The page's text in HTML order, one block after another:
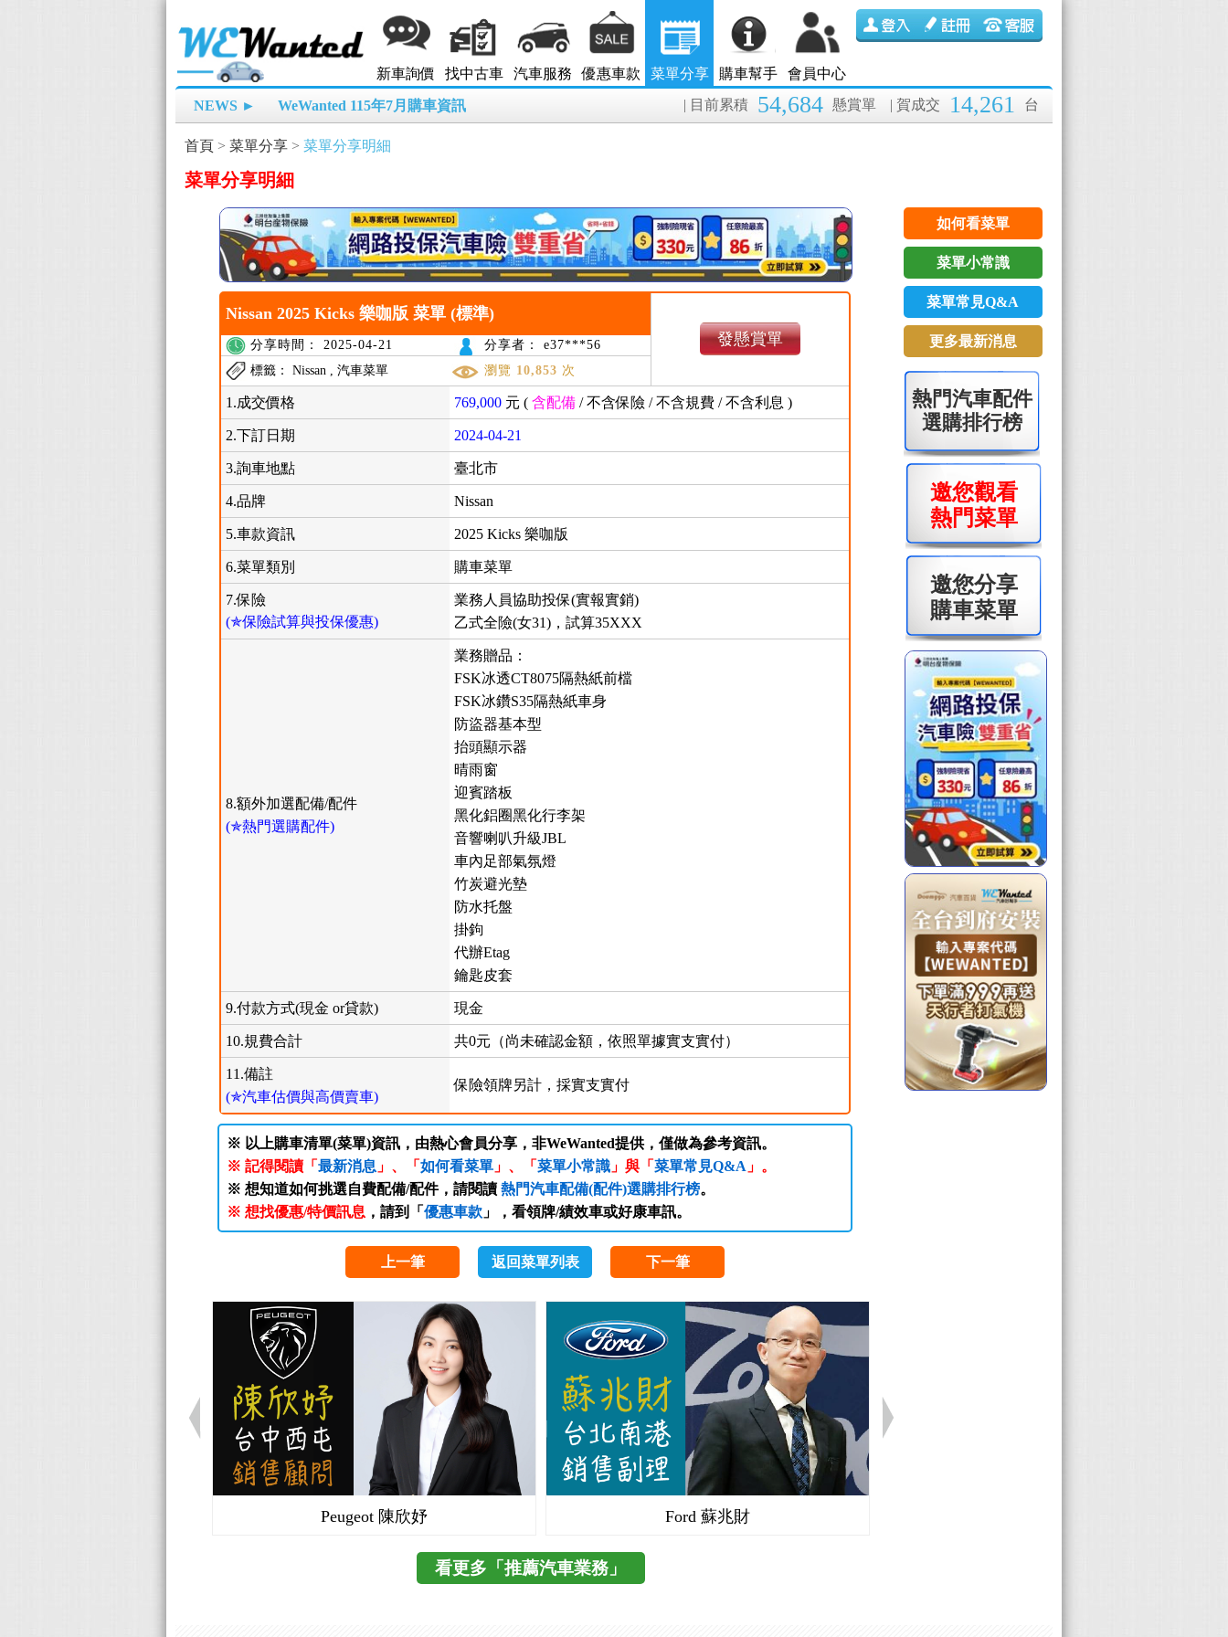
新車詢價 找中古車 汽車服務 優惠車款 菜單分享 購車幫手 會員中心
NEWS ► WeWanted 115年7月購車資訊 | 賀成交 14,261 台
| 目前累積 54,684 懸賞單
首頁 > 菜單分享 > 菜單分享明細
菜單分享明細
Nissan 2025 Kicks 樂咖版 菜單 (標準)
發懸賞單
分享時間： 2025-04-21
分享者： e37***56
標籤： Nissan , 汽車菜單
瀏覽 10,853 次
1.成交價格 769,000 元 (含配備 /不含保險 /不含規費 /不含利息 )
2.下訂日期 2024-04-21
3.詢車地點 臺北市
4.品牌 Nissan
5.車款資訊 2025 Kicks 樂咖版
6.菜單類別 購車菜單
7.保險
(✯保險試算與投保優惠)
業務人員協助投保(實報實銷)
乙式全險(女31)，試算35XXX
8.額外加選配備/配件
(✯熱門選購配件)
業務贈品：
FSK冰透CT8075隔熱紙前檔
FSK冰鑽S35隔熱紙車身
防盜器基本型
抬頭顯示器
晴雨窗
迎賓踏板
黑化鋁圈黑化行李架
音響喇叭升級JBL
車內足部氣氛燈
竹炭避光墊
防水托盤
掛鉤
代辦Etag
鑰匙皮套
9.付款方式(現金 or貸款) 現金
10.規費合計 共0元（尚未確認金額，依照單據實支實付）
11.備註
(✯汽車估價與高價賣車)
保險領牌另計，採實支實付
※ 以上購車清單(菜單)資訊，由熱心會員分享，非WeWanted提供，僅做為參考資訊。
※ 記得閱讀「 最新消息 」、「 如何看菜單」、「 菜單小常識」與「 菜單常見Q&A 」。
※ 想知道如何挑選自費配備/配件，請閱讀 熱門汽車配備(配件)選購排行榜。
※ 想找優惠/特價訊息 ，請到「 優惠車款」，看領牌/績效車或好康車訊。
上一筆 返回菜單列表 下一筆
Peugeot 陳欣妤 Ford 蘇兆財
看更多「推薦汽車業務」
如何看菜單
菜單小常識
菜單常見Q&A
更多最新消息
熱門汽車配件
選購排行榜
邀您觀看
熱門菜單
邀您分享
購車菜單